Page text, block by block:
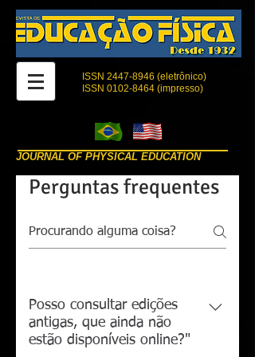
ISSN 2447-8946 (eletrônico)
ISSN 0102-8464 (impresso)
JOURNAL OF PHYSICAL EDUCATION
Perguntas frequentes
Posso consultar edições
antigas, que ainda não
estão disponíveis online?"